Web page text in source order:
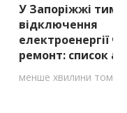
У Запоріжжі
відключення
електроенергії
ремонт: список
менше хвилини тому